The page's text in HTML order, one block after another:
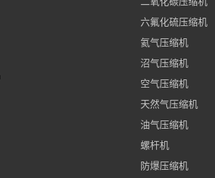
六氟化硫压缩机
氦气压缩机
沼气压缩机
空气压缩机
天然气压缩机
油气压缩机
螺杆机
防爆压缩机